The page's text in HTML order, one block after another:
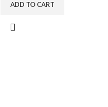
ADD TO CART